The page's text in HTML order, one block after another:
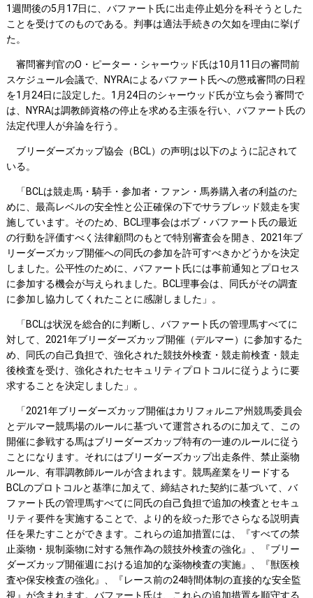
1週間後の5月17日に、バファート氏に出走停止処分を科そうとした
ことを受けてのものである。判事は適法手続きの欠如を理由に挙げ
た。
審問審判官のO・ピーター・シャーウッド氏は10月11日の審問前
スケジュール会議で、NYRAによるバファート氏への懲戒審問の日程
を1月24日に設定した。1月24日のシャーウッド氏が立ち会う審問で
は、NYRAは調教師資格の停止を求める主張を行い、バファート氏の
法定代理人が弁論を行う。
ブリーダーズカップ協会（BCL）の声明は以下のように記されて
いる。
「BCLは競走馬・騎手・参加者・ファン・馬券購入者の利益のた
めに、最高レベルの安全性と公正確保の下でサラブレッド競走を実
施しています。そのため、BCL理事会はボブ・バファート氏の最近
の行動を評価すべく法律顧問のもとで特別審査会を開き、2021年ブ
リーダーズカップ開催への同氏の参加を許可すべきかどうかを決定
しました。公平性のために、バファート氏には事前通知とプロセス
に参加する機会が与えられました。BCL理事会は、同氏がその調査
に参加し協力してくれたことに感謝しました」。
「BCLは状況を総合的に判断し、バファート氏の管理馬すべてに
対して、2021年ブリーダーズカップ開催（デルマー）に参加するた
め、同氏の自己負担で、強化された競技外検査・競走前検査・競走
後検査を受け、強化されたセキュリティプロトコルに従うように要
求することを決定しました」。
「2021年ブリーダーズカップ開催はカリフォルニア州競馬委員会
とデルマー競馬場のルールに基づいて運営されるのに加えて、この
開催に参戦する馬はブリーダーズカップ特有の一連のルールに従う
ことになります。それにはブリーダーズカップ出走条件、禁止薬物
ルール、有罪調教師ルールが含まれます。競馬産業をリードする
BCLのプロトコルと基準に加えて、締結された契約に基づいて、バ
ファート氏の管理馬すべてに同氏の自己負担で追加の検査とセキュ
リティ要件を実施することで、より的を絞った形でさらなる説明責
任を果たすことができます。これらの追加措置には、『すべての禁
止薬物・規制薬物に対する無作為の競技外検査の強化』、『ブリー
ダーズカップ開催週における追加的な薬物検査の実施』、『獣医検
査や保安検査の強化』、『レース前の24時間体制の直接的な安全監
視』が含まれます。バファート氏は、これらの追加措置を順守する